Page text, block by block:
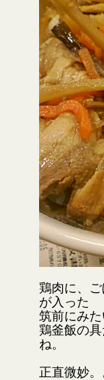
鶏肉に、
が入った
筑前にみ
鶏釜飯の
ね。
正直微妙